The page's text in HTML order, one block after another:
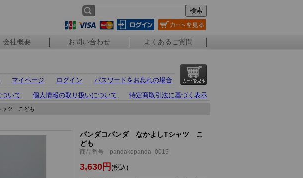
会社概要 お問い合わせ よくあるご質問
マイページ ログイン
パスワードをお忘れの場合
いて
個人情報の取り扱いについて 特定商取引法に基づく表示
ャツ こども
パンダコパンダ なかよしTシャツ こ
ども
商品番号 pandakopanda_0015
3,630円 (税込)